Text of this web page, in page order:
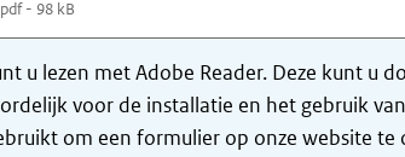
pdf - 98 kB
u lezen met Adobe Reader. Deze kunt u
voor de installatie en het gebruik
om een formulier op onze website